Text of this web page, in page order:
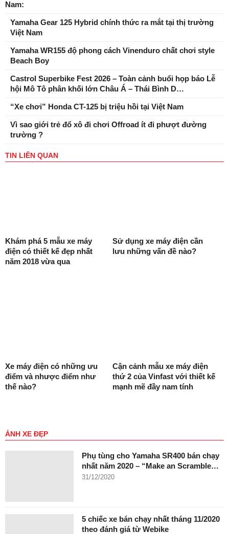
Nam:
Yamaha Gear 125 Hybrid chính thức ra mắt tại thị trường
Việt Nam
Yamaha WR155 độ phong cách Vinenduro chất chơi style
Beach Boy
Castrol Superbike Fest 2026 – Toàn cảnh buổi họp báo Lễ
hội Mô Tô phân khối lớn Châu Á – Thái Bình D…
“Xe chơi” Honda CT-125 bị triệu hồi tại Việt Nam
Vì sao giới trẻ đổ xô đi chơi Offroad ít đi phượt đường
trường ?
TIN LIÊN QUAN
Khám phá 5 mẫu xe máy
điện có thiết kế đẹp nhất
năm 2018 vừa qua
Sử dụng xe máy điện cần
lưu những vấn đề nào?
Xe máy điện có những ưu
điểm và nhược điểm như
thế nào?
Cận cảnh mẫu xe máy điện
thứ 2 của Vinfast với thiết kế
mạnh mẽ đầy nam tính
ẢNH XE ĐẸP
Phụ tùng cho Yamaha SR400 bán chạy
nhất năm 2020 – “Make an Scramble…
31/12/2020
5 chiếc xe bán chạy nhất tháng 11/2020
theo đánh giá từ Webike